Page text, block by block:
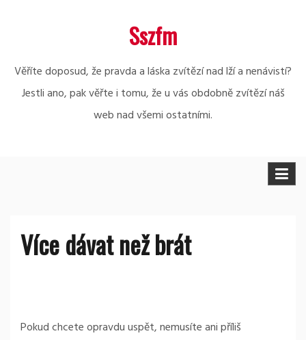
Sszfm
Věříte doposud, že pravda a láska zvítězí nad lží a nenávistí?
Jestli ano, pak věřte i tomu, že u vás obdobně zvítězí náš
web nad všemi ostatními.
Více dávat než brát
Pokud chcete opravdu uspět, nemusíte ani příliš